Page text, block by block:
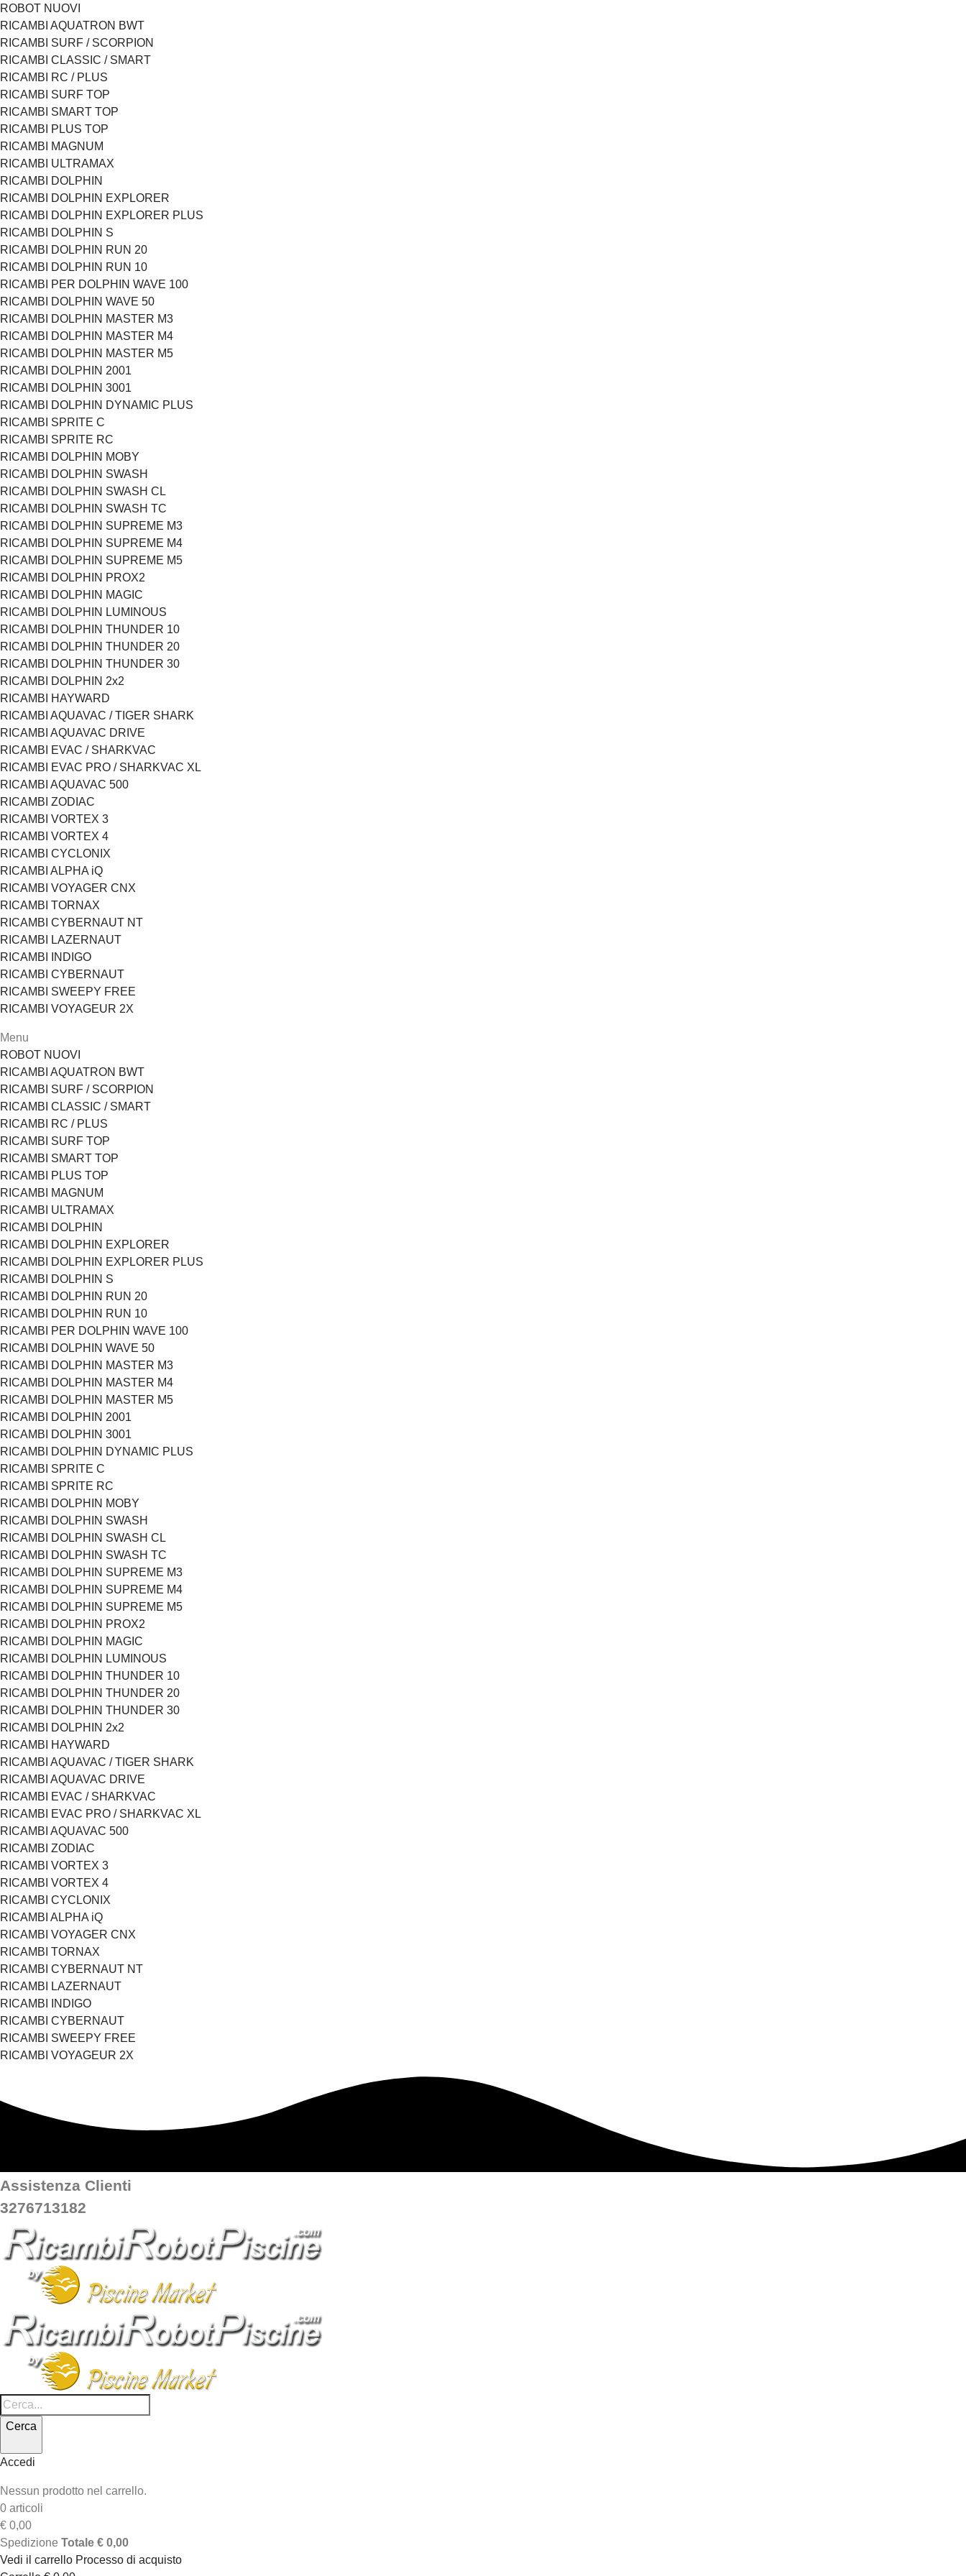
ROBOT NUOVI
RICAMBI AQUATRON BWT
RICAMBI SURF / SCORPION
RICAMBI CLASSIC / SMART
RICAMBI RC / PLUS
RICAMBI SURF TOP
RICAMBI SMART TOP
RICAMBI PLUS TOP
RICAMBI MAGNUM
RICAMBI ULTRAMAX
RICAMBI DOLPHIN
RICAMBI DOLPHIN EXPLORER
RICAMBI DOLPHIN EXPLORER PLUS
RICAMBI DOLPHIN S
RICAMBI DOLPHIN RUN 20
RICAMBI DOLPHIN RUN 10
RICAMBI PER DOLPHIN WAVE 100
RICAMBI DOLPHIN WAVE 50
RICAMBI DOLPHIN MASTER M3
RICAMBI DOLPHIN MASTER M4
RICAMBI DOLPHIN MASTER M5
RICAMBI DOLPHIN 2001
RICAMBI DOLPHIN 3001
RICAMBI DOLPHIN DYNAMIC PLUS
RICAMBI SPRITE C
RICAMBI SPRITE RC
RICAMBI DOLPHIN MOBY
RICAMBI DOLPHIN SWASH
RICAMBI DOLPHIN SWASH CL
RICAMBI DOLPHIN SWASH TC
RICAMBI DOLPHIN SUPREME M3
RICAMBI DOLPHIN SUPREME M4
RICAMBI DOLPHIN SUPREME M5
RICAMBI DOLPHIN PROX2
RICAMBI DOLPHIN MAGIC
RICAMBI DOLPHIN LUMINOUS
RICAMBI DOLPHIN THUNDER 10
RICAMBI DOLPHIN THUNDER 20
RICAMBI DOLPHIN THUNDER 30
RICAMBI DOLPHIN 2x2
RICAMBI HAYWARD
RICAMBI AQUAVAC / TIGER SHARK
RICAMBI AQUAVAC DRIVE
RICAMBI EVAC / SHARKVAC
RICAMBI EVAC PRO / SHARKVAC XL
RICAMBI AQUAVAC 500
RICAMBI ZODIAC
RICAMBI VORTEX 3
RICAMBI VORTEX 4
RICAMBI CYCLONIX
RICAMBI ALPHA iQ
RICAMBI VOYAGER CNX
RICAMBI TORNAX
RICAMBI CYBERNAUT NT
RICAMBI LAZERNAUT
RICAMBI INDIGO
RICAMBI CYBERNAUT
RICAMBI SWEEPY FREE
RICAMBI VOYAGEUR 2X
Menu
ROBOT NUOVI
RICAMBI AQUATRON BWT
RICAMBI SURF / SCORPION
RICAMBI CLASSIC / SMART
RICAMBI RC / PLUS
RICAMBI SURF TOP
RICAMBI SMART TOP
RICAMBI PLUS TOP
RICAMBI MAGNUM
RICAMBI ULTRAMAX
RICAMBI DOLPHIN
RICAMBI DOLPHIN EXPLORER
RICAMBI DOLPHIN EXPLORER PLUS
RICAMBI DOLPHIN S
RICAMBI DOLPHIN RUN 20
RICAMBI DOLPHIN RUN 10
RICAMBI PER DOLPHIN WAVE 100
RICAMBI DOLPHIN WAVE 50
RICAMBI DOLPHIN MASTER M3
RICAMBI DOLPHIN MASTER M4
RICAMBI DOLPHIN MASTER M5
RICAMBI DOLPHIN 2001
RICAMBI DOLPHIN 3001
RICAMBI DOLPHIN DYNAMIC PLUS
RICAMBI SPRITE C
RICAMBI SPRITE RC
RICAMBI DOLPHIN MOBY
RICAMBI DOLPHIN SWASH
RICAMBI DOLPHIN SWASH CL
RICAMBI DOLPHIN SWASH TC
RICAMBI DOLPHIN SUPREME M3
RICAMBI DOLPHIN SUPREME M4
RICAMBI DOLPHIN SUPREME M5
RICAMBI DOLPHIN PROX2
RICAMBI DOLPHIN MAGIC
RICAMBI DOLPHIN LUMINOUS
RICAMBI DOLPHIN THUNDER 10
RICAMBI DOLPHIN THUNDER 20
RICAMBI DOLPHIN THUNDER 30
RICAMBI DOLPHIN 2x2
RICAMBI HAYWARD
RICAMBI AQUAVAC / TIGER SHARK
RICAMBI AQUAVAC DRIVE
RICAMBI EVAC / SHARKVAC
RICAMBI EVAC PRO / SHARKVAC XL
RICAMBI AQUAVAC 500
RICAMBI ZODIAC
RICAMBI VORTEX 3
RICAMBI VORTEX 4
RICAMBI CYCLONIX
RICAMBI ALPHA iQ
RICAMBI VOYAGER CNX
RICAMBI TORNAX
RICAMBI CYBERNAUT NT
RICAMBI LAZERNAUT
RICAMBI INDIGO
RICAMBI CYBERNAUT
RICAMBI SWEEPY FREE
RICAMBI VOYAGEUR 2X
Assistenza Clienti
3276713182
Cerca
Accedi
Nessun prodotto nel carrello.
0 articoli
€ 0,00
Spedizione Totale € 0,00
Vedi il carrello Processo di acquisto